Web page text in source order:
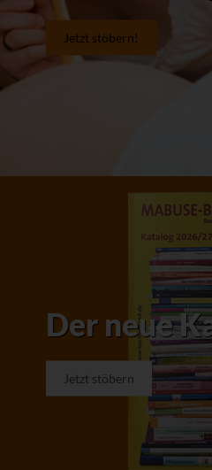
Jetzt stöbern!
Der neue
Jetzt stöbern